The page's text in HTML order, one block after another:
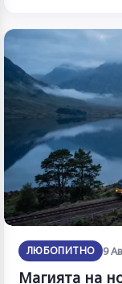
ЛЮБОПИТНО 9
Магията на